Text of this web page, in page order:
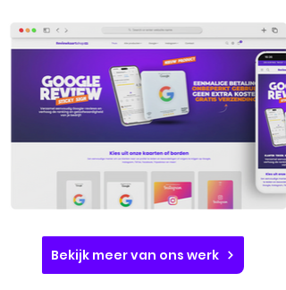
Bekijk meer van ons werk